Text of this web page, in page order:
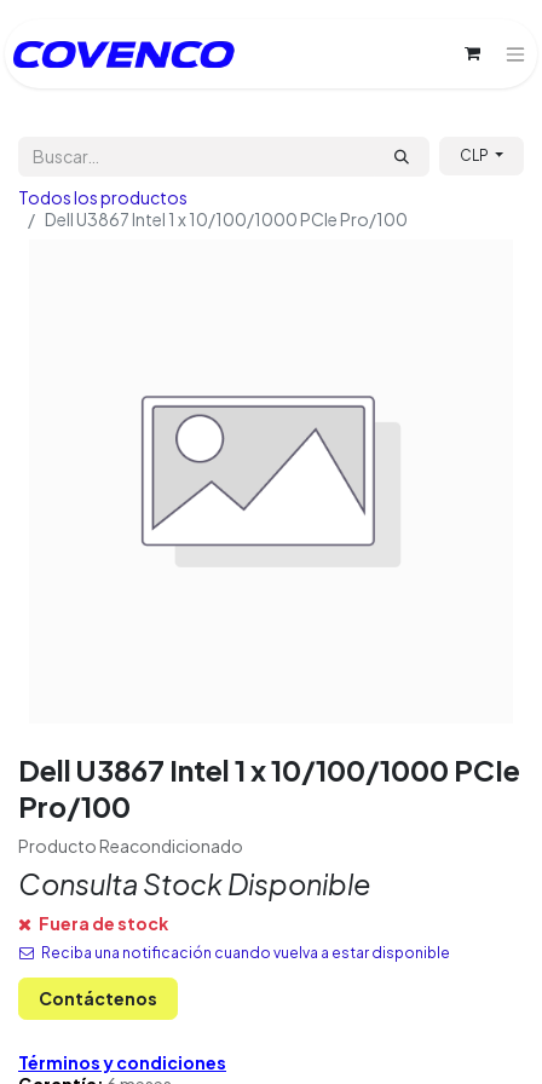
CLP
Todos los productos
Dell U3867 Intel 1 x 10/100/1000 PCIe Pro/100
Dell U3867 Intel 1 x 10/100/1000 PCIe
Pro/100
Producto Reacondicionado
Consulta Stock Disponible
Fuera de stock
Reciba una notificación cuando vuelva a estar disponible
Contáctenos
Términos y condiciones